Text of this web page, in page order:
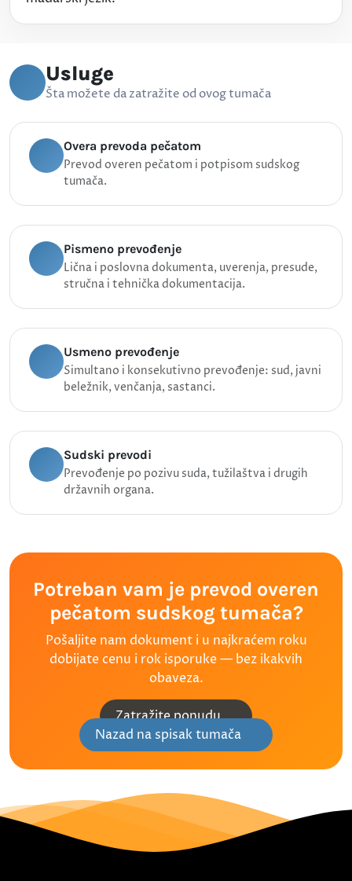
Usluge
Šta možete da zatražite od ovog tumača
Overa prevoda pečatom
Prevod overen pečatom i potpisom sudskog
tumača.
Pismeno prevođenje
Lična i poslovna dokumenta, uverenja, presude,
stručna i tehnička dokumentacija.
Usmeno prevođenje
Simultano i konsekutivno prevođenje: sud, javni
beležnik, venčanja, sastanci.
Sudski prevodi
Prevođenje po pozivu suda, tužilaštva i drugih
državnih organa.
Potreban vam je prevod overen
pečatom sudskog tumača?
Pošaljite nam dokument i u najkraćem roku
dobijate cenu i rok isporuke — bez ikakvih
obaveza.
Zatražite ponudu
Nazad na spisak tumača